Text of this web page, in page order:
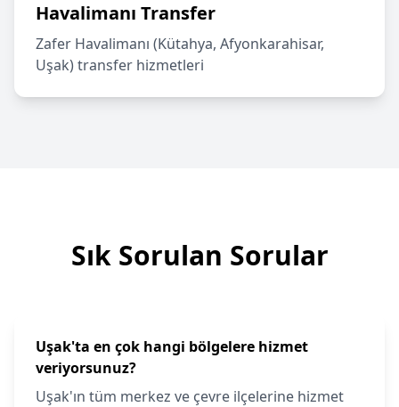
Havalimanı Transfer
Zafer Havalimanı (Kütahya, Afyonkarahisar,
Uşak) transfer hizmetleri
Sık Sorulan Sorular
Uşak'ta en çok hangi bölgelere hizmet
veriyorsunuz?
Uşak'ın tüm merkez ve çevre ilçelerine hizmet